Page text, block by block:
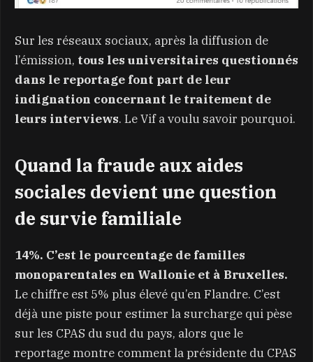
Sur les réseaux sociaux, après la diffusion de
l’émission, tous les universitaires questionnés
dans le reportage font part de leur
indignation concernant le traitement de
leurs interviews. Le Vif a voulu savoir pourquoi.
Quand la fraude aux aides
sociales devient une question
de survie familiale
14%. C’est le pourcentage de familles
monoparentales en Wallonie et à Bruxelles.
Le chiffre est 5% plus élevé qu’en Flandre. C’est
déjà une piste pour estimer la surcharge qui pèse
sur les CPAS du sud du pays, alors que le
reportage montre comment la présidente du CPAS